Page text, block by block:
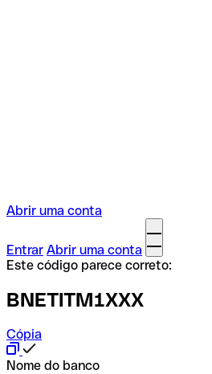
Abrir uma conta
Entrar Abrir uma conta
Este código parece correto:
BNETITM1XXX
Cópia
Nome do banco